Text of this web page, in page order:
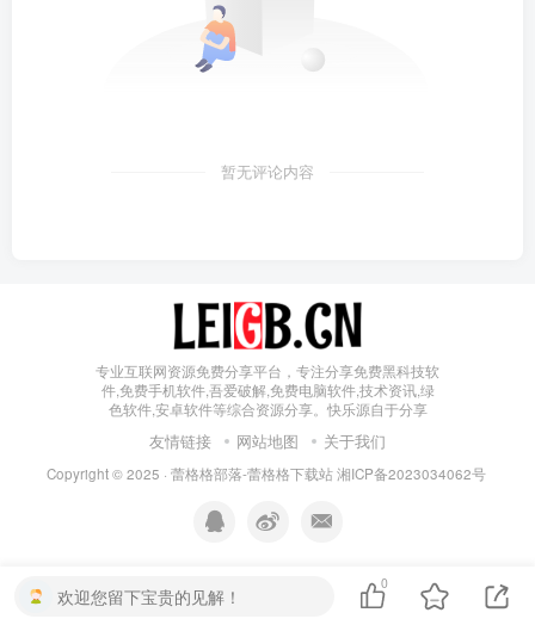
暂无评论内容
专业互联网资源免费分享平台，专注分享免费黑科技软
件,免费手机软件,吾爱破解,免费电脑软件,技术资讯,绿
色软件,安卓软件等综合资源分享。快乐源自于分享
友情链接 网站地图 关于我们
Copyright © 2025 · 蕾格格部落-蕾格格下载站 湘ICP备2023034062号
欢迎您留下宝贵的见解！
0